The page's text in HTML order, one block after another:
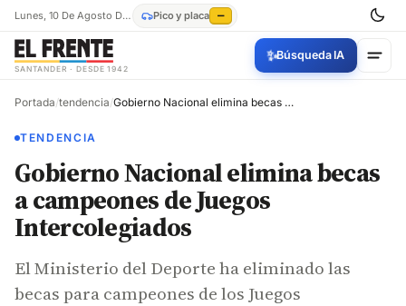
Lunes, 10 De Agosto De 2026 Pico y placa —
SANTANDER · DESDE 1942
✨Búsqueda IA
Portada/tendencia/ Gobierno Nacional elimina becas a campeones de Juegos Intercolegiados
TENDENCIA
Gobierno Nacional elimina becas
a campeones de Juegos
Intercolegiados
El Ministerio del Deporte ha eliminado las
becas para campeones de los Juegos